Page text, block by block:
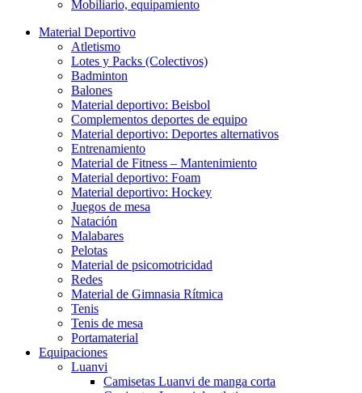
Mobiliario, equipamiento
Material Deportivo
Atletismo
Lotes y Packs (Colectivos)
Badminton
Balones
Material deportivo: Beisbol
Complementos deportes de equipo
Material deportivo: Deportes alternativos
Entrenamiento
Material de Fitness – Mantenimiento
Material deportivo: Foam
Material deportivo: Hockey
Juegos de mesa
Natación
Malabares
Pelotas
Material de psicomotricidad
Redes
Material de Gimnasia Rítmica
Tenis
Tenis de mesa
Portamaterial
Equipaciones
Luanvi
Camisetas Luanvi de manga corta